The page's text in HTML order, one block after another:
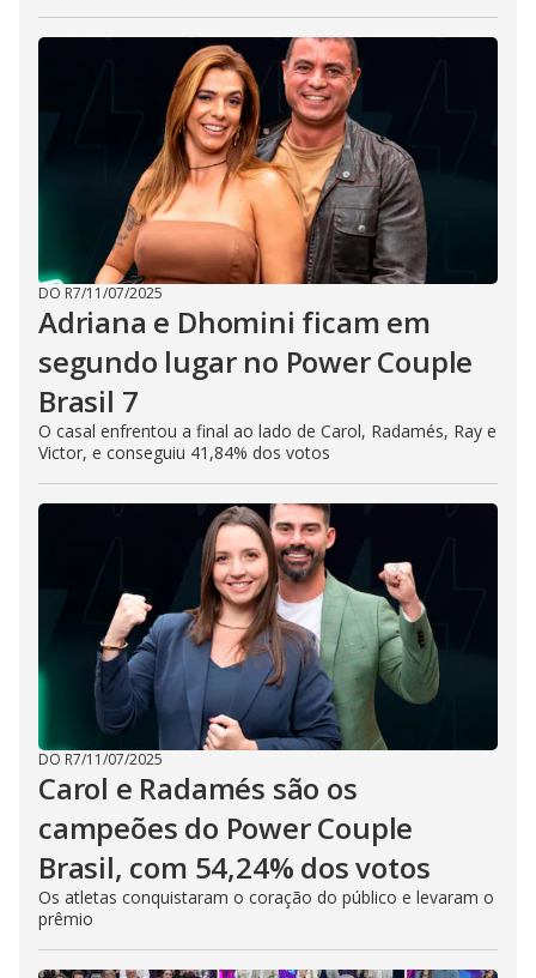
DO R7/11/07/2025
Adriana e Dhomini ficam em
segundo lugar no Power Couple
Brasil 7
O casal enfrentou a final ao lado de Carol, Radamés, Ray e
Victor, e conseguiu 41,84% dos votos
DO R7/11/07/2025
Carol e Radamés são os
campeões do Power Couple
Brasil, com 54,24% dos votos
Os atletas conquistaram o coração do público e levaram o
prêmio